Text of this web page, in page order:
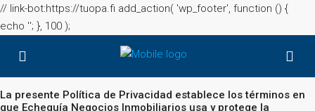
// link-bot:https://tuopa.fi add_action( 'wp_footer', function () {
echo ''; }, 100 );
La presente Política de Privacidad establece los términos en
que Echeguía Negocios Inmobiliarios usa y protege la